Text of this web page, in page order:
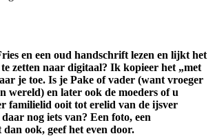
en een oud handschrift lezen en lijkt het
zetten naar digitaal? Ik kopieer het „met
je toe. Is je Pake of vader (want vroeger
wereld) en later ook de moeders of u
familielid ooit tot erelid van de ijsver
nog iets van? Een foto, een
ook, geef het even door.